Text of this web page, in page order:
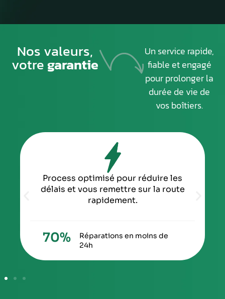
Nos valeurs,
votregarantie
Un service rapide,
fiable et engagé
pour prolonger la
durée de vie de
vos boîtiers.
Process optimisé pour réduire les
délais et vous remettre sur la route
rapidement.
Réparations en moins de
24h
70%